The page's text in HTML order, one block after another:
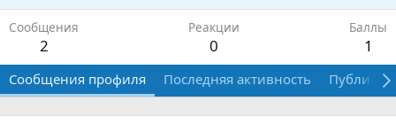
Сообщения
2
Реакции
0
Баллы
1
Сообщения профиля Последняя активность